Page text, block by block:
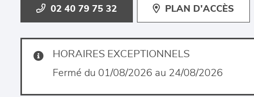
02 40 79 75 32 PLAN D'ACCÈS
HORAIRES EXCEPTIONNELS
Fermé du 01/08/2026 au 24/08/2026